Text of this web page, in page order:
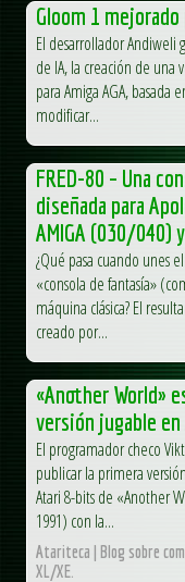
Gloom 1 mejorado
El desarrollador Andiweli
de IA, la creación de una
para Amiga AGA,
modificar...
FRED-80 – Una
diseñada para
AMIGA (030/040)
¿Qué pasa cuando unes
«consola de fantasía»
máquina clásica? El
creado por...
«Another World»
versión jugable
El programador checo
publicar la primera
Atari 8-bits de «Another
1991) con la...
Atariteca | Blog sobre
XL/XE.